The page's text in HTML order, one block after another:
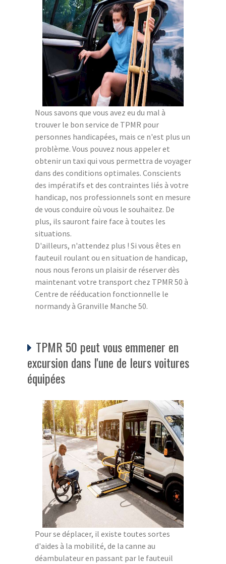
Nous savons que vous avez eu du mal à
trouver le bon service de TPMR pour
personnes handicapées, mais ce n'est plus un
problème. Vous pouvez nous appeler et
obtenir un taxi qui vous permettra de voyager
dans des conditions optimales. Conscients
des impératifs et des contraintes liés à votre
handicap, nos professionnels sont en mesure
de vous conduire où vous le souhaitez. De
plus, ils sauront faire face à toutes les
situations.
D'ailleurs, n'attendez plus ! Si vous êtes en
fauteuil roulant ou en situation de handicap,
nous nous ferons un plaisir de réserver dès
maintenant votre transport chez TPMR 50 à
Centre de rééducation fonctionnelle le
normandy à Granville Manche 50.
TPMR 50 peut vous emmener en
excursion dans l'une de leurs voitures
équipées
Pour se déplacer, il existe toutes sortes
d'aides à la mobilité, de la canne au
déambulateur en passant par le fauteuil